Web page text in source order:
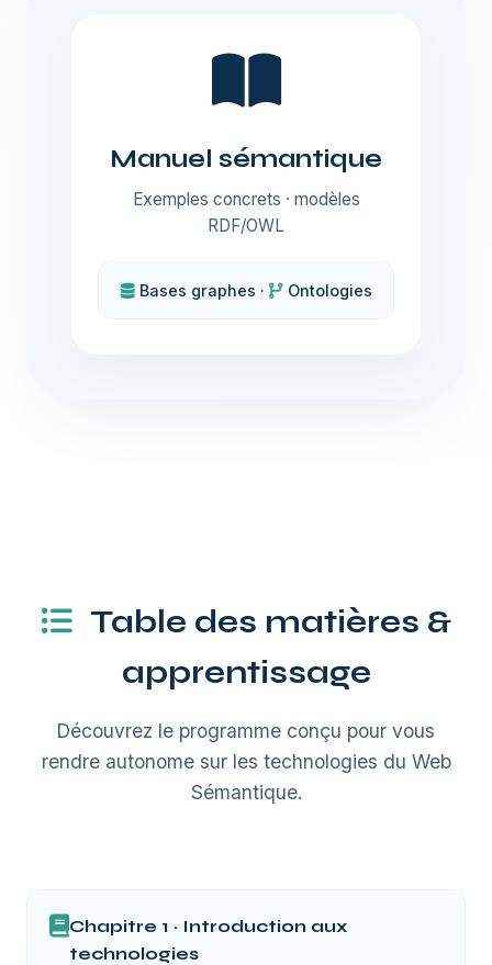
Manuel sémantique
Exemples concrets · modèles
RDF/OWL
Bases graphes · Ontologies
Table des matières &
apprentissage
Découvrez le programme conçu pour vous
rendre autonome sur les technologies du Web
Sémantique.
Chapitre 1 · Introduction aux
technologies